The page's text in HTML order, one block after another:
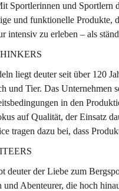
Sportlerinnen und Sportlern
und funktionelle Produkte,
intensiv zu erleben – als
liegt deuter seit über 120
und Tier. Das Unternehmen
in den
auf Qualität, der Einsatz
tragen dazu bei, dass
deuter der Liebe zum
Abenteurer, die hoch